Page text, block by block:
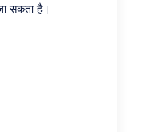
सकता है।